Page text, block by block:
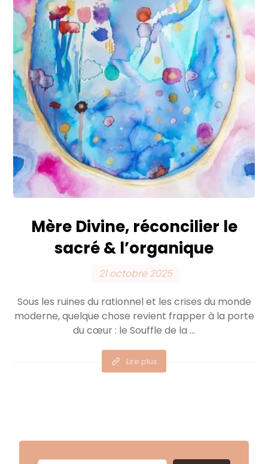
Mère Divine, réconcilier le
sacré & l’organique
21 octobre 2025
Sous les ruines du rationnel et les crises du monde
moderne, quelque chose revient frapper à la porte
du cœur : le Souffle de la ...
Lire plus